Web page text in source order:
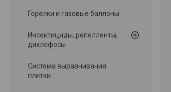
Горелки и газовые баллоны
Инсектициды, репелленты,
дихлофосы
Система выравнивания
плитки